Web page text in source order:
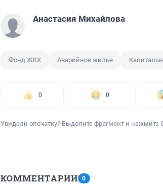
Анастасия Михайлова
Фонд ЖКХ Аварийное жилье
0 0
Увидели опечатку? Выделите фрагмент и нажмите
КОММЕНТАРИИ 0